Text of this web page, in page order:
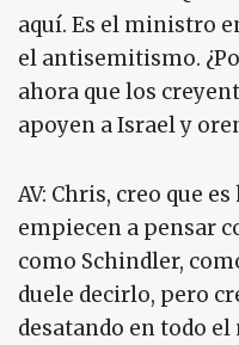
aquí. Es el ministro
el antisemitismo.
ahora que los
apoyen a Israel y
AV: Chris, creo que
empiecen a pensar
como Schindler,
duele decirlo, pero
desatando en todo